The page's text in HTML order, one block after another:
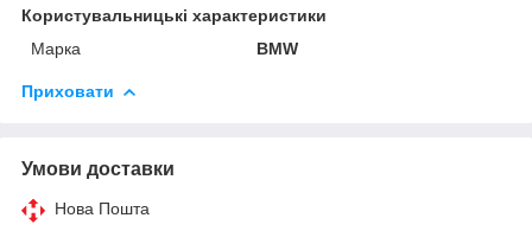
Користувальницькі характеристики
Марка
BMW
Приховати
Умови доставки
Нова Пошта